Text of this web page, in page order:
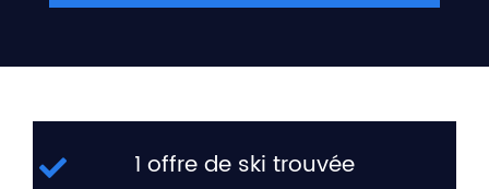
1 offre de ski trouvée